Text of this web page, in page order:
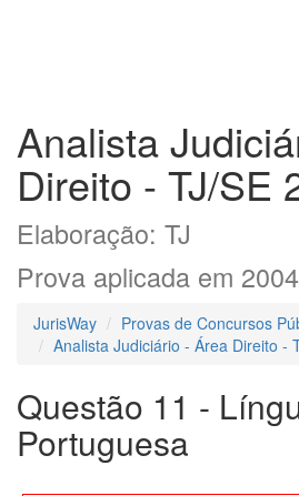
Analista
Direito - TJ/SE
Elaboração: TJ
Prova aplicada em 2004
JurisWay
Provas de Concursos
Analista Judiciário - Área Direito -
Questão 11 -
Portuguesa